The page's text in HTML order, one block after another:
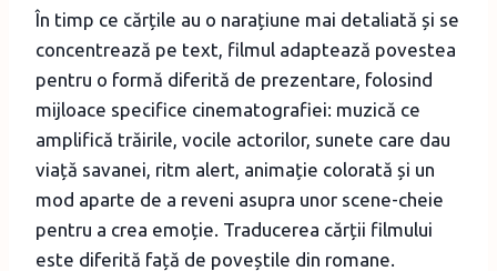
În timp ce cărțile au o narațiune mai detaliată și se
concentrează pe text, filmul adaptează povestea
pentru o formă diferită de prezentare, folosind
mijloace specifice cinematografiei: muzică ce
amplifică trăirile, vocile actorilor, sunete care dau
viață savanei, ritm alert, animație colorată și un
mod aparte de a reveni asupra unor scene-cheie
pentru a crea emoție. Traducerea cărții filmului
este diferită față de poveștile din romane.